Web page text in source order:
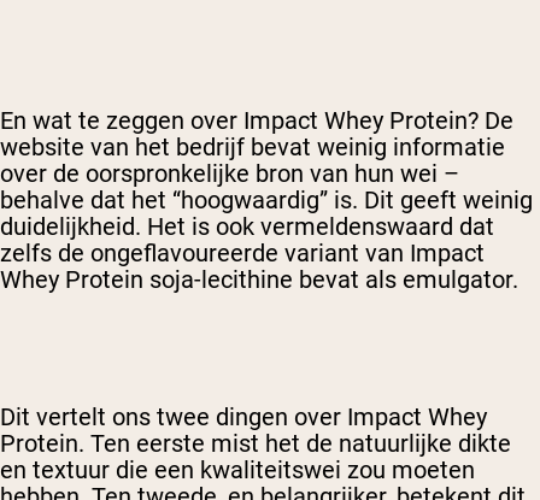
En wat te zeggen over Impact Whey Protein? De
website van het bedrijf bevat weinig informatie
over de oorspronkelijke bron van hun wei –
behalve dat het “hoogwaardig” is. Dit geeft weinig
duidelijkheid. Het is ook vermeldenswaard dat
zelfs de ongeflavoureerde variant van Impact
Whey Protein soja-lecithine bevat als emulgator.
Dit vertelt ons twee dingen over Impact Whey
Protein. Ten eerste mist het de natuurlijke dikte
en textuur die een kwaliteitswei zou moeten